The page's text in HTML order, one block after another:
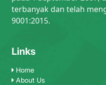
terbanyak dan telah
9001:2015.
Links
Home
About Us